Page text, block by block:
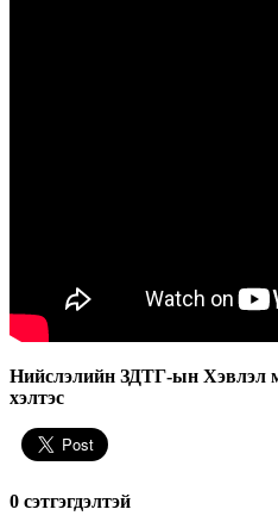
Нийслэлийн ЗДТГ-ын Хэвлэл
хэлтэс
0 cэтгэгдэлтэй